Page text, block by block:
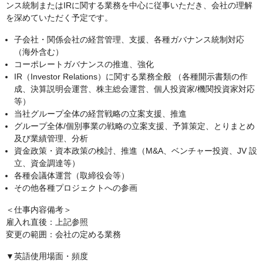
ンス統制またはIRに関する業務を中心に従事いただき、会社の理解
を深めていただく予定です。
子会社・関係会社の経営管理、支援、各種ガバナンス統制対応
（海外含む）
コーポレートガバナンスの推進、強化
IR（Investor Relations）に関する業務全般 （各種開示書類の作
成、決算説明会運営、株主総会運営、個人投資家/機関投資家対応
等）
当社グループ全体の経営戦略の立案支援、推進
グループ全体/個別事業の戦略の立案支援、予算策定、とりまとめ
及び業績管理、分析
資金政策・資本政策の検討、推進（M&A、ベンチャー投資、JV 設
立、資金調達等）
各種会議体運営（取締役会等）
その他各種プロジェクトへの参画
＜仕事内容備考＞
雇入れ直後：上記参照
変更の範囲：会社の定める業務
▼英語使用場面・頻度